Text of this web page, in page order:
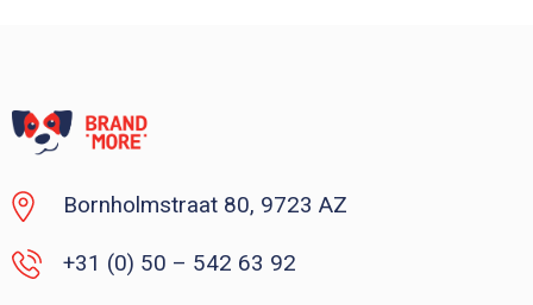
Bornholmstraat 80, 9723 AZ
+31 (0) 50 – 542 63 92